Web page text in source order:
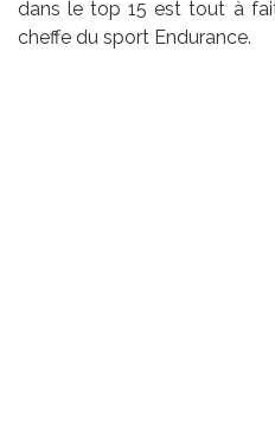
dans le top 15 est tout à
cheffe du sport Endurance.